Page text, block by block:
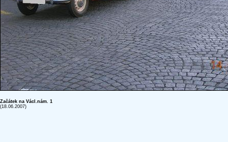
Začátek na Václ.nám. 1
(18.06.2007)